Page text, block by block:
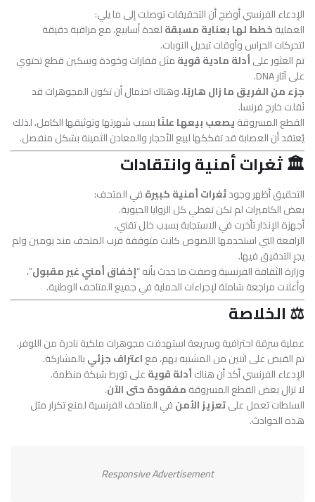
الإدعاء الفرنسي أوضح أن التحقيقات توصلت إلى ما يلي:
العمليةخطط لها بعناية مسبقةلعدة أسابيع، مع مراقبة دقيقة
لتحركات الحراس وأوقات تبديل النوبات.
تم العثور علىأدلة مادية قويةمثل قفازات وخوذة وسكين قطع تحتوي
على آثار DNA.
جزء من الفريق ما زال هاربًا، وهناك احتمال أن تكون المجوهرات قد
نُقلت خارج فرنسا.
القطع المسروقةيصعب بيعها علنًابسبب شهرتها وتوثيقها الكامل، لذلك
يُعتقد أن العصابة قد تفككها لبيع الأحجار والمعادن الثمينة بشكل منفصل.
🏛️ ثغرات أمنية وانتقادات
التحقيق أظهر وجودثغرات أمنية كبيرةفي المتحف:
بعض الكاميرات لم تكن تغطي كل الزوايا الحيوية.
أجهزة الإنذار تأخرت في الاستجابة بسبب خلل تقني.
الرافعة التي استخدمها اللصوص كانت متوقفة قرب المتحف منذ يومين ولم
يجرِ التدقيق فيها.
وزارة الثقافة الفرنسية وصفت ما حدث بأنه “إخفاق أمني غير مقبول”،
وأعلنت مراجعة شاملة لإجراءات الحماية في جميع المتاحف الوطنية.
⚖️ الخلاصة
عملية سرقة احترافية وسريعة استهدفت مجوهرات ملكية نادرة من اللوفر.
تم القبض على اثنين من المشتبه بهم، معاعتراف جزئيبالمشاركة.
الإدعاء الفرنسي أكد أن هناكأدلة قويةعلى تورط شبكة منظمة.
لا تزال بعض القطع المسروقةمفقودة حتى الآن.
السلطات تعمل علىتعزيز الأمنفي المتاحف الفرنسية لمنع تكرار مثل
هذه الحوادث.
Responsive Advertisement